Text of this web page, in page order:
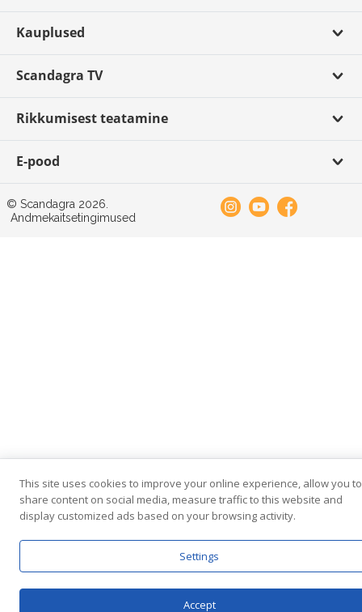
Kauplused
Scandagra TV
Rikkumisest teatamine
E-pood
© Scandagra 2026.
Andmekaitsetingimused
This site uses cookies to improve your online experience, allow you to
share content on social media, measure traffic to this website and
display customized ads based on your browsing activity.
Settings
Accept